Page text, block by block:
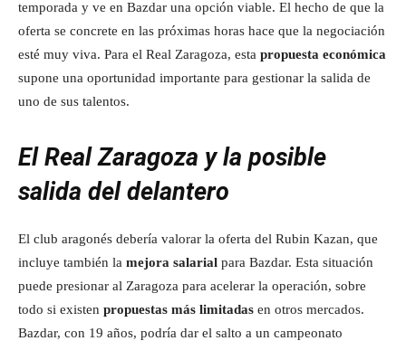
temporada y ve en Bazdar una opción viable. El hecho de que la
oferta se concrete en las próximas horas hace que la negociación
esté muy viva. Para el Real Zaragoza, esta propuesta económica
supone una oportunidad importante para gestionar la salida de
uno de sus talentos.
El Real Zaragoza y la posible
salida del delantero
El club aragonés debería valorar la oferta del Rubin Kazan, que
incluye también la mejora salarial para Bazdar. Esta situación
puede presionar al Zaragoza para acelerar la operación, sobre
todo si existen propuestas más limitadas en otros mercados.
Bazdar, con 19 años, podría dar el salto a un campeonato